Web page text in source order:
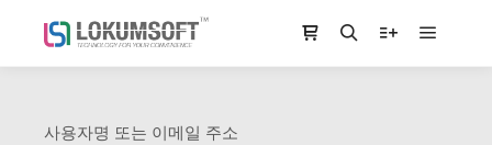
사용자명 또는 이메일 주소